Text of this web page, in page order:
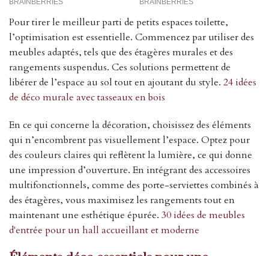
Pour tirer le meilleur parti de petits espaces toilette,
l’optimisation est essentielle. Commencez par utiliser des
meubles adaptés, tels que des étagères murales et des
rangements suspendus. Ces solutions permettent de
libérer de l’espace au sol tout en ajoutant du style. 24 idées
de déco murale avec tasseaux en bois
En ce qui concerne la décoration, choisissez des éléments
qui n’encombrent pas visuellement l’espace. Optez pour
des couleurs claires qui reflètent la lumière, ce qui donne
une impression d’ouverture. En intégrant des accessoires
multifonctionnels, comme des porte-serviettes combinés à
des étagères, vous maximisez les rangements tout en
maintenant une esthétique épurée. 30 idées de meubles
d'entrée pour un hall accueillant et moderne